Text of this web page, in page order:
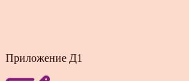
Приложение Д1